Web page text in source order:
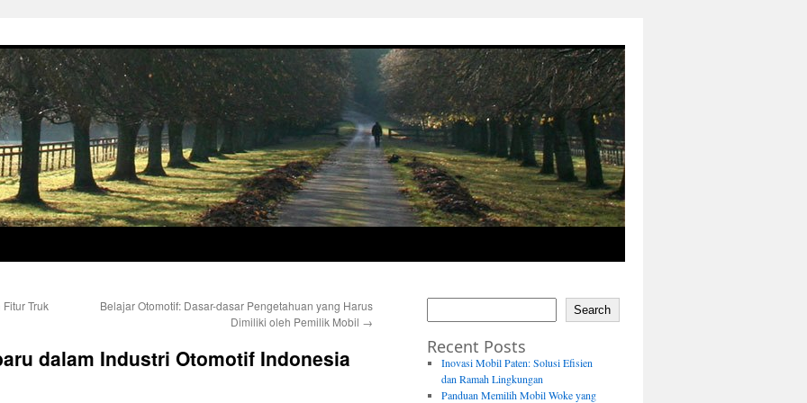
Truk
Belajar Otomotif: Dasar-dasar Pengetahuan yang Harus
Dimiliki oleh Pemilik Mobil →
dalam Industri Otomotif Indonesia
Search
Recent Posts
Inovasi Mobil Paten: Solusi Efisien
dan Ramah Lingkungan
Panduan Memilih Mobil Woke yang